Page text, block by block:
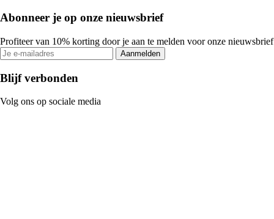
Abonneer je op onze nieuwsbrief
Profiteer van 10% korting door je aan te melden voor onze nieuwsbrief
Aanmelden
Blijf verbonden
Volg ons op sociale media